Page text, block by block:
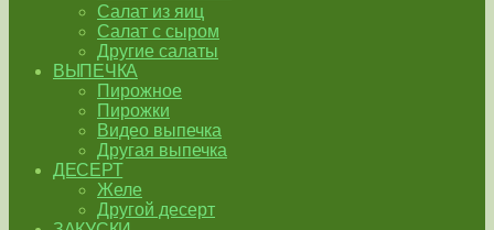
Салат из яиц
Салат с сыром
Другие салаты
ВЫПЕЧКА
Пирожное
Пирожки
Видео выпечка
Другая выпечка
ДЕСЕРТ
Желе
Другой десерт